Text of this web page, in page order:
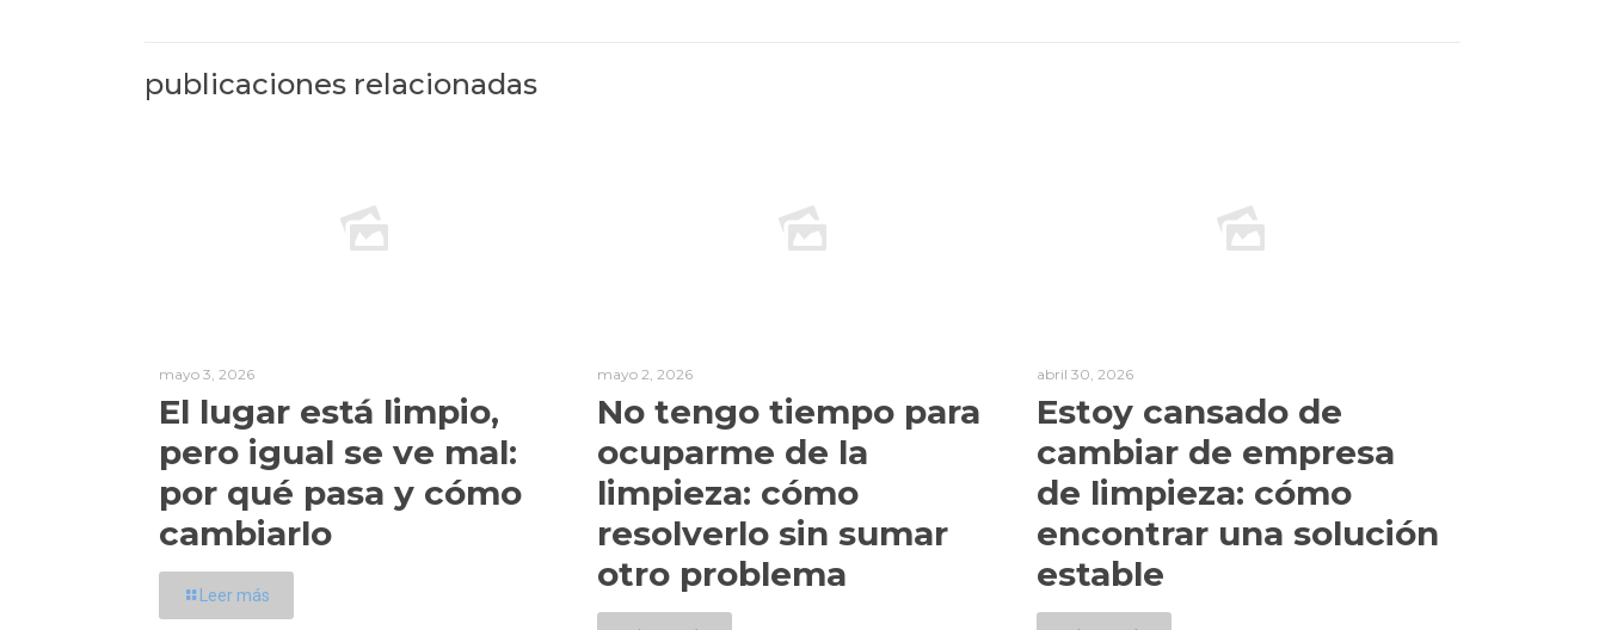
publicaciones relacionadas
mayo 3, 2026
El lugar está limpio,
pero igual se ve mal:
por qué pasa y cómo
cambiarlo
Leer más
mayo 2, 2026
No tengo tiempo para
ocuparme de la
limpieza: cómo
resolverlo sin sumar
otro problema
abril 30, 2026
Estoy cansado de
cambiar de empresa
de limpieza: cómo
encontrar una solución
estable